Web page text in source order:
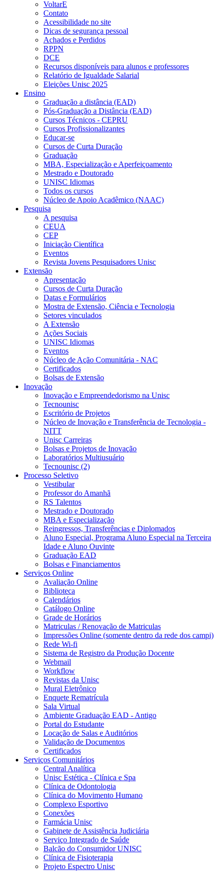
VoltarE
Contato
Acessibilidade no site
Dicas de segurança pessoal
Achados e Perdidos
RPPN
DCE
Recursos disponíveis para alunos e professores
Relatório de Igualdade Salarial
Eleições Unisc 2025
Ensino
Graduação a distância (EAD)
Pós-Graduação a Distância (EAD)
Cursos Técnicos - CEPRU
Cursos Profissionalizantes
Educar-se
Cursos de Curta Duração
Graduação
MBA, Especialização e Aperfeiçoamento
Mestrado e Doutorado
UNISC Idiomas
Todos os cursos
Núcleo de Apoio Acadêmico (NAAC)
Pesquisa
A pesquisa
CEUA
CEP
Iniciação Científica
Eventos
Revista Jovens Pesquisadores Unisc
Extensão
Apresentação
Cursos de Curta Duração
Datas e Formulários
Mostra de Extensão, Ciência e Tecnologia
Setores vinculados
A Extensão
Ações Sociais
UNISC Idiomas
Eventos
Núcleo de Ação Comunitária - NAC
Certificados
Bolsas de Extensão
Inovação
Inovação e Empreendedorismo na Unisc
Tecnounisc
Escritório de Projetos
Núcleo de Inovação e Transferência de Tecnologia -
NITT
Unisc Carreiras
Bolsas e Projetos de Inovação
Laboratórios Multiusuário
Tecnounisc (2)
Processo Seletivo
Vestibular
Professor do Amanhã
RS Talentos
Mestrado e Doutorado
MBA e Especialização
Reingressos, Transferências e Diplomados
Aluno Especial, Programa Aluno Especial na Terceira
Idade e Aluno Ouvinte
Graduação EAD
Bolsas e Financiamentos
Serviços Online
Avaliação Online
Biblioteca
Calendários
Catálogo Online
Grade de Horários
Matriculas / Renovação de Matriculas
Impressões Online (somente dentro da rede dos campi)
Rede Wi-fi
Sistema de Registro da Produção Docente
Webmail
Workflow
Revistas da Unisc
Mural Eletrônico
Enquete Rematrícula
Sala Virtual
Ambiente Graduação EAD - Antigo
Portal do Estudante
Locação de Salas e Auditórios
Validação de Documentos
Certificados
Serviços Comunitários
Central Analítica
Unisc Estética - Clínica e Spa
Clínica de Odontologia
Clínica do Movimento Humano
Complexo Esportivo
Conexões
Farmácia Unisc
Gabinete de Assistência Judiciária
Serviço Integrado de Saúde
Balcão do Consumidor UNISC
Clínica de Fisioterapia
Projeto Espectro Unisc